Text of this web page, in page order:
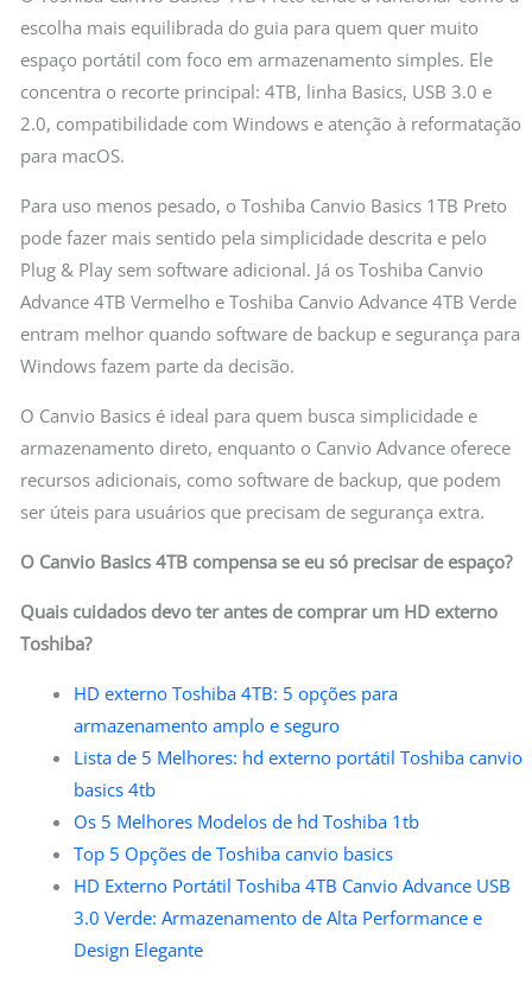
escolha mais equilibrada do guia para quem quer muito
espaço portátil com foco em armazenamento simples. Ele
concentra o recorte principal: 4TB, linha Basics, USB 3.0 e
2.0, compatibilidade com Windows e atenção à reformatação
para macOS.
Para uso menos pesado, o Toshiba Canvio Basics 1TB Preto
pode fazer mais sentido pela simplicidade descrita e pelo
Plug & Play sem software adicional. Já os Toshiba Canvio
Advance 4TB Vermelho e Toshiba Canvio Advance 4TB Verde
entram melhor quando software de backup e segurança para
Windows fazem parte da decisão.
O Canvio Basics é ideal para quem busca simplicidade e
armazenamento direto, enquanto o Canvio Advance oferece
recursos adicionais, como software de backup, que podem
ser úteis para usuários que precisam de segurança extra.
O Canvio Basics 4TB compensa se eu só precisar de espaço?
Quais cuidados devo ter antes de comprar um HD externo
Toshiba?
HD externo Toshiba 4TB: 5 opções para
armazenamento amplo e seguro
Lista de 5 Melhores: hd externo portátil Toshiba canvio
basics 4tb
Os 5 Melhores Modelos de hd Toshiba 1tb
Top 5 Opções de Toshiba canvio basics
HD Externo Portátil Toshiba 4TB Canvio Advance USB
3.0 Verde: Armazenamento de Alta Performance e
Design Elegante